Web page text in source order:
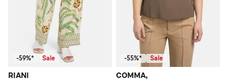
-59%* Sale
RIANI
-55%* Sale
COMMA,